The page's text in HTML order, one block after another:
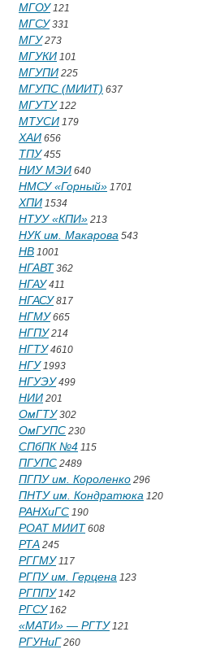
МГОУ121
МГСУ331
МГУ273
МГУКИ 101
МГУПИ 225
МГУПС (МИИТ) 637
МГУТУ122
МТУСИ 179
ХАИ 656
ТПУ455
НИУ МЭИ 640
НМСУ «Горный» 1701
ХПИ 1534
НТУУ «КПИ» 213
НУК им. Макарова 543
НВ 1001
НГАВТ 362
НГАУ411
НГАСУ817
НГМУ665
НГПУ214
НГТУ4610
НГУ1993
НГУЭУ499
НИИ 201
ОмГТУ302
ОмГУПС 230
СПбПК №4 115
ПГУПС 2489
ПГПУ им. Короленко 296
ПНТУ им. Кондратюка 120
РАНХиГС 190
РОАТ МИИТ 608
РТА 245
РГГМУ117
РГПУ им. Герцена 123
РГППУ142
РГСУ162
«МАТИ» — РГТУ121
РГУНиГ 260